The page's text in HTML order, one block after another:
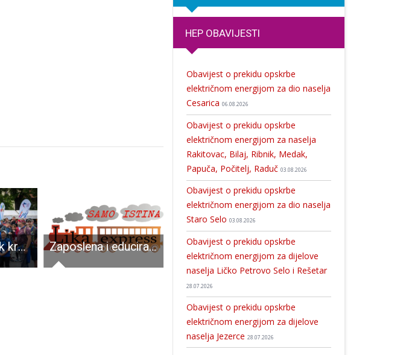
Korak po korak kroz Liku: Otvorene prijave za Hrvatski festival hodanja 2026. Zaposlena i educirana stručna savjetnica – psihologinja u okviru projekta „Donesimo osmijeh“ Osumnjičen za ubijanje psa
HEP OBAVIJESTI
Obavijest o prekidu opskrbe
električnom energijom za dio naselja
Cesarica 06.08.2026
Obavijest o prekidu opskrbe
električnom energijom za naselja
Rakitovac, Bilaj, Ribnik, Medak,
Papuča, Počitelj, Raduč 03.08.2026
Obavijest o prekidu opskrbe
električnom energijom za dio naselja
Staro Selo 03.08.2026
Obavijest o prekidu opskrbe
električnom energijom za dijelove
naselja Ličko Petrovo Selo i Rešetar
28.07.2026
Obavijest o prekidu opskrbe
električnom energijom za dijelove
naselja Jezerce 28.07.2026